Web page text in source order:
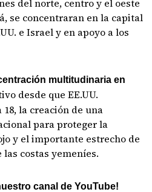
del norte, centro y el oeste
se concentraran en la capital
e Israel y en apoyo a los
multitudinaria en
desde que EE.UU.
la creación de una
para proteger la
y el importante estrecho de
costas yemeníes.
canal de YouTube!